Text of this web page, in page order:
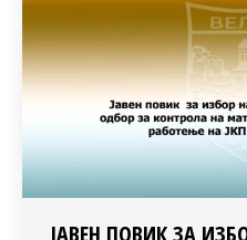
ЈАВЕН ПОВИК ЗА